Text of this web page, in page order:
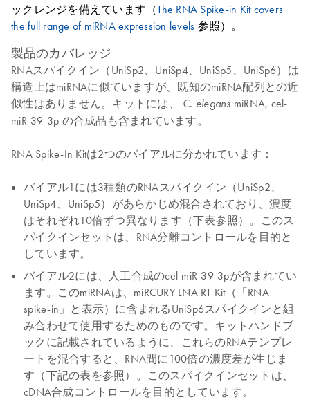
ックレンジを備えています（The RNA Spike-in Kit covers
the full range of miRNA expression levels 参照）。
製品のカバレッジ
RNAスパイクイン（UniSp2、UniSp4、UniSp5、UniSp6）は
構造上はmiRNAに似ていますが、既知のmiRNA配列との近
似性はありません。キットには、 C. elegans miRNA, cel-
miR-39-3p の合成品も含まれています。
RNA Spike-In Kitは2つのバイアルに分かれています：
バイアル1には3種類のRNAスパイクイン（UniSp2、
UniSp4、UniSp5）があらかじめ混合されており、濃度
はそれぞれ10倍ずつ異なります（下表参照）。このス
パイクインセットは、RNA分離コントロールを目的と
しています。
バイアル2には、人工合成のcel-miR-39-3pが含まれてい
ます。このmiRNAは、miRCURY LNA RT Kit（「RNA
spike-in」と表示）に含まれるUniSp6スパイクインと組
み合わせて使用するためのものです。キットハンドブ
ックに記載されているように、これらのRNAテンプレ
ートを混合すると、RNA間に100倍の濃度差が生じま
す（下記の表を参照）。このスパイクインセットは、
cDNA合成コントロールを目的としています。